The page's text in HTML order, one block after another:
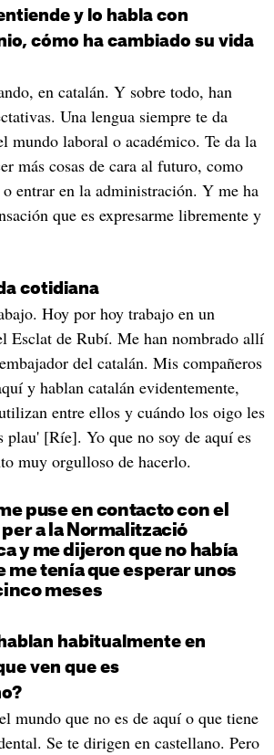
y lo habla con
cómo ha cambiado su vida
en catalán. Y sobre todo, han
Una lengua siempre te da
mundo laboral o académico. Te da la
más cosas de cara al futuro, como
o entrar en la administración. Y me ha
que es expresarme libremente y
cotidiana
Hoy por hoy trabajo en un
Esclat de Rubí. Me han nombrado allí
del catalán. Mis compañeros
y hablan catalán evidentemente,
entre ellos y cuándo los oigo les
plau' [Ríe]. Yo que no soy de aquí es
muy orgulloso de hacerlo.
puse en contacto con el
a la Normalització
y me dijeron que no había
me tenía que esperar unos
meses
habitualmente en
ven que es
mundo que no es de aquí o que tiene
Se te dirigen en castellano. Pero